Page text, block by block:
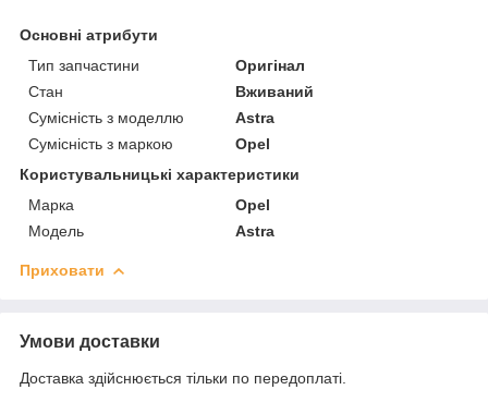
Основні атрибути
Тип запчастини
Оригінал
Стан
Вживаний
Сумісність з моделлю
Astra
Сумісність з маркою
Opel
Користувальницькі характеристики
Марка
Opel
Модель
Astra
Приховати
Умови доставки
Доставка здійснюється тільки по передоплаті.